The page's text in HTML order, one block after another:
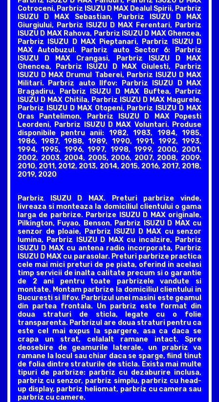
Cotroceni, Parbriz ISUZU D MAX Dealul Spirii, Parbriz
ISUZU D MAX Sebastian, Parbriz ISUZU D MAX
Giurgiului, Parbriz ISUZU D MAX Ferentari, Parbriz
ISUZU D MAX Rahova, Parbriz ISUZU D MAX Ghencea,
Parbriz ISUZU D MAX Pieptanari, Parbriz ISUZU D
MAX Autobuzul. Parbriz auto Sector 6: Parbriz
ISUZU D MAX Crangasi, Parbriz ISUZU D MAX
Ghencea, Parbriz ISUZU D MAX Giulesti, Parbriz
ISUZU D MAX Drumul Taberei, Parbriz ISUZU D MAX
Militari. Parbriz auto Ilfov: Parbriz ISUZU D MAX
Bragadiru, Parbriz ISUZU D MAX Buftea, Parbriz
ISUZU D MAX Chitila, Parbriz ISUZU D MAX Magurele,
Parbriz ISUZU D MAX Otopeni, Parbriz ISUZU D MAX
Oras Pantelimon, Parbriz ISUZU D MAX Popesti
Leordeni, Parbriz ISUZU D MAX Voluntari. Produse
disponibile pentru anii: 1982, 1983, 1984, 1985,
1986, 1987, 1988, 1989, 1990, 1991, 1992, 1993,
1994, 1995, 1996, 1997, 1998, 1999, 2000, 2001,
2002, 2003, 2004, 2005, 2006, 2007, 2008, 2009,
2010, 2011, 2012, 2013, 2014, 2015, 2016, 2017, 2018,
2019, 2020
Parbriz ISUZU D MAX. Preturi parbrize vinde,
livreaza si monteaza la domiciliul clientului o gama
larga de parbrize. Parbrize ISUZU D MAX originale,
Pilkington, Fuyao, Benson. Parbriz ISUZU D MAX cu
senzor de ploaie, Parbriz ISUZU D MAX cu senzor
lumina, Parbriz ISUZU D MAX cu incalzire, Parbriz
ISUZU D MAX cu antena radio incorporata, Parbriz
ISUZU D MAX cu parasolar. Preturi parbrize practica
cele mai mici preturi de pe piata, oferind in acelasi
timp servicii de inalta calitate precum si o garantie
de 2 ani pentru toate parbrizele vandute si
montate. Montam parbrize la domiciliul clientului in
Bucuresti si Ilfov. Parbrizul unei masini este geamul
din partea frontala. Un parbriz este format din
doua straturi de sticla, legate cu o folie
transparenta. Parbrizul are doua straturi pentru ca
este cel mai expus la spargere, asa ca daca se
crapa un strat, celalalt ramane intact. Spre
deosebire de geamurile laterale, un prabriz va
ramane la locul sau chiar daca se sparge, fiind tinut
de folia dintre straturile de sticla. Exista mai multe
tipuri de parbrize: parbriz cu dezaburire inclusa,
parbriz cu senzor, parbriz simplu, parbriz cu head-
up display, parbriz heliomat, parbriz cu camera sau
parbriz cu camere.